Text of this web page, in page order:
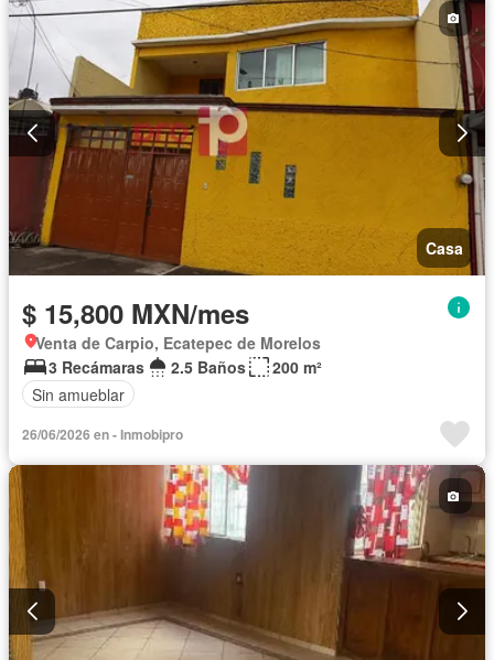
Casa
$ 15,800 MXN/mes
Venta de Carpio, Ecatepec de Morelos
3 Recámaras
2.5 Baños
200 m²
Sin amueblar
26/06/2026 en - Inmobipro